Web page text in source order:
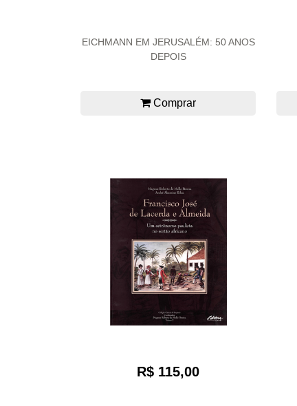
EICHMANN EM JERUSALÉM: 50 ANOS
DEPOIS
Comprar
R$ 115,00